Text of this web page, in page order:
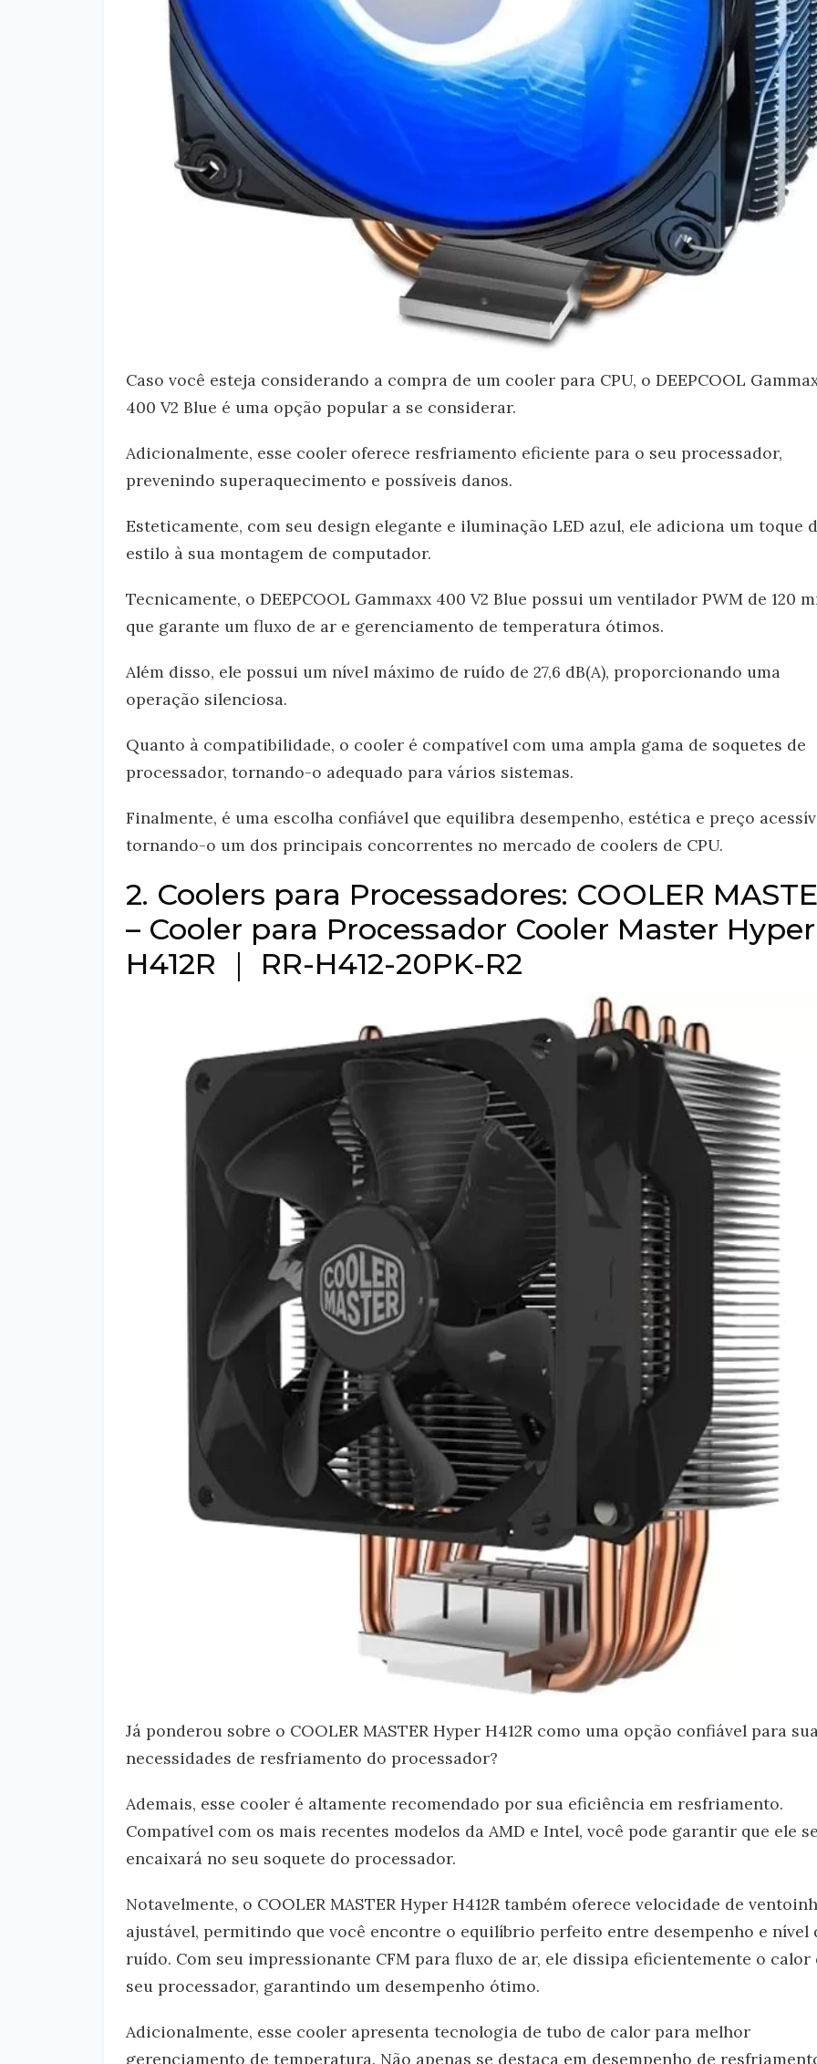
Caso você esteja considerando a compra de um cooler para CPU, o DEEPCOOL
400 V2 Blue é uma opção popular a se considerar.
Adicionalmente, esse cooler oferece resfriamento eficiente para o seu processador,
prevenindo superaquecimento e possíveis danos.
Esteticamente, com seu design elegante e iluminação LED azul, ele adiciona um toque
estilo à sua montagem de computador.
Tecnicamente, o DEEPCOOL Gammaxx 400 V2 Blue possui um ventilador PWM de 120
que garante um fluxo de ar e gerenciamento de temperatura ótimos.
Além disso, ele possui um nível máximo de ruído de 27,6 dB(A), proporcionando uma
operação silenciosa.
Quanto à compatibilidade, o cooler é compatível com uma ampla gama de soquetes de
processador, tornando-o adequado para vários sistemas.
Finalmente, é uma escolha confiável que equilibra desempenho, estética e preço
tornando-o um dos principais concorrentes no mercado de coolers de CPU.
2. Coolers para Processadores: COOLER
– Cooler para Processador Cooler Master Hyper
H412R ｜ RR-H412-20PK-R2
Já ponderou sobre o COOLER MASTER Hyper H412R como uma opção confiável para
necessidades de resfriamento do processador?
Ademais, esse cooler é altamente recomendado por sua eficiência em resfriamento.
Compatível com os mais recentes modelos da AMD e Intel, você pode garantir que ele
encaixará no seu soquete do processador.
Notavelmente, o COOLER MASTER Hyper H412R também oferece velocidade de
ajustável, permitindo que você encontre o equilíbrio perfeito entre desempenho e nível
ruído. Com seu impressionante CFM para fluxo de ar, ele dissipa eficientemente o calor
seu processador, garantindo um desempenho ótimo.
Adicionalmente, esse cooler apresenta tecnologia de tubo de calor para melhor
gerenciamento de temperatura. Não apenas se destaca em desempenho de